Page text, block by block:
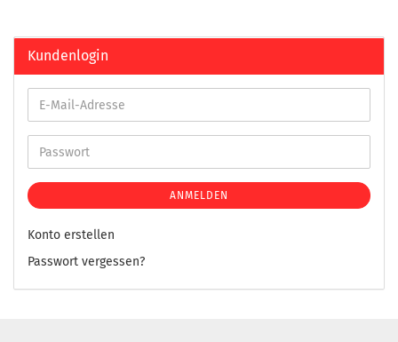
Kundenlogin
ANMELDEN
Konto erstellen
Passwort vergessen?